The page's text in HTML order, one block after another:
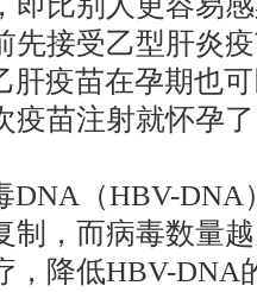
先接受乙型肝炎
疫苗在孕期也
疫苗注射就怀孕
（HBV-DNA
制，而病毒数量
，降低HBV-DNA